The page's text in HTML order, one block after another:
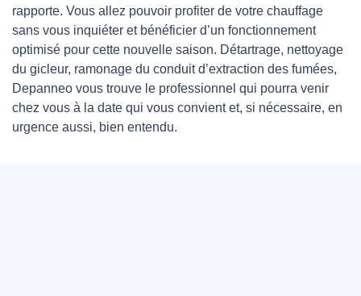
rapporte. Vous allez pouvoir profiter de votre chauffage
sans vous inquiéter et bénéficier d’un fonctionnement
optimisé pour cette nouvelle saison. Détartrage, nettoyage
du gicleur, ramonage du conduit d’extraction des fumées,
Depanneo vous trouve le professionnel qui pourra venir
chez vous à la date qui vous convient et, si nécessaire, en
urgence aussi, bien entendu.